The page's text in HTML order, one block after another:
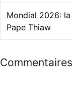
Mondial 2026:
Pape Thiaw
Commentaires